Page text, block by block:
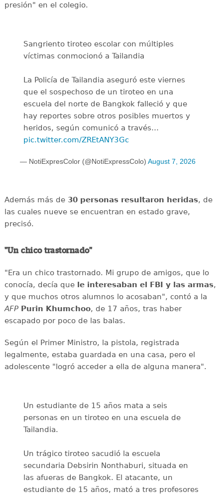
presión" en el colegio.
Sangriento tiroteo escolar con múltiples
víctimas conmocionó a Tailandia
La Policía de Tailandia aseguró este viernes
que el sospechoso de un tiroteo en una
escuela del norte de Bangkok falleció y que
hay reportes sobre otros posibles muertos y
heridos, según comunicó a través…
pic.twitter.com/ZREtANY3Gc
— NotiExpresColor (@NotiExpressColo) August 7, 2026
Además más de 30 personas resultaron heridas, de
las cuales nueve se encuentran en estado grave,
precisó.
"Un chico trastornado"
"Era un chico trastornado. Mi grupo de amigos, que lo
conocía, decía que le interesaban el FBI y las armas,
y que muchos otros alumnos lo acosaban", contó a la
AFP Purin Khumchoo, de 17 años, tras haber
escapado por poco de las balas.
Según el Primer Ministro, la pistola, registrada
legalmente, estaba guardada en una casa, pero el
adolescente "logró acceder a ella de alguna manera".
Un estudiante de 15 años mata a seis
personas en un tiroteo en una escuela de
Tailandia.
Un trágico tiroteo sacudió la escuela
secundaria Debsirin Nonthaburi, situada en
las afueras de Bangkok. El atacante, un
estudiante de 15 años, mató a tres profesores